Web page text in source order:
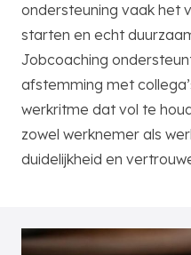
ondersteuning vaak het
starten en echt
Jobcoaching
afstemming met
werkritme dat vol te
zowel werknemer als
duidelijkheid en